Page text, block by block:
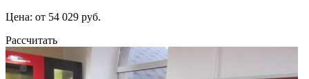
Цена: от 54 029 руб.
Рассчитать